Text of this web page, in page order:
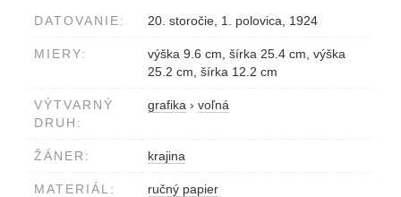
DATOVANIE: 20. storočie, 1. polovica, 1924
MIERY:
výška 9.6 cm, šírka 25.4 cm, výška
25.2 cm, šírka 12.2 cm
VÝTVARNÝ
DRUH:
grafika › voľná
ŽÁNER: krajina
MATERIÁL: ručný papier